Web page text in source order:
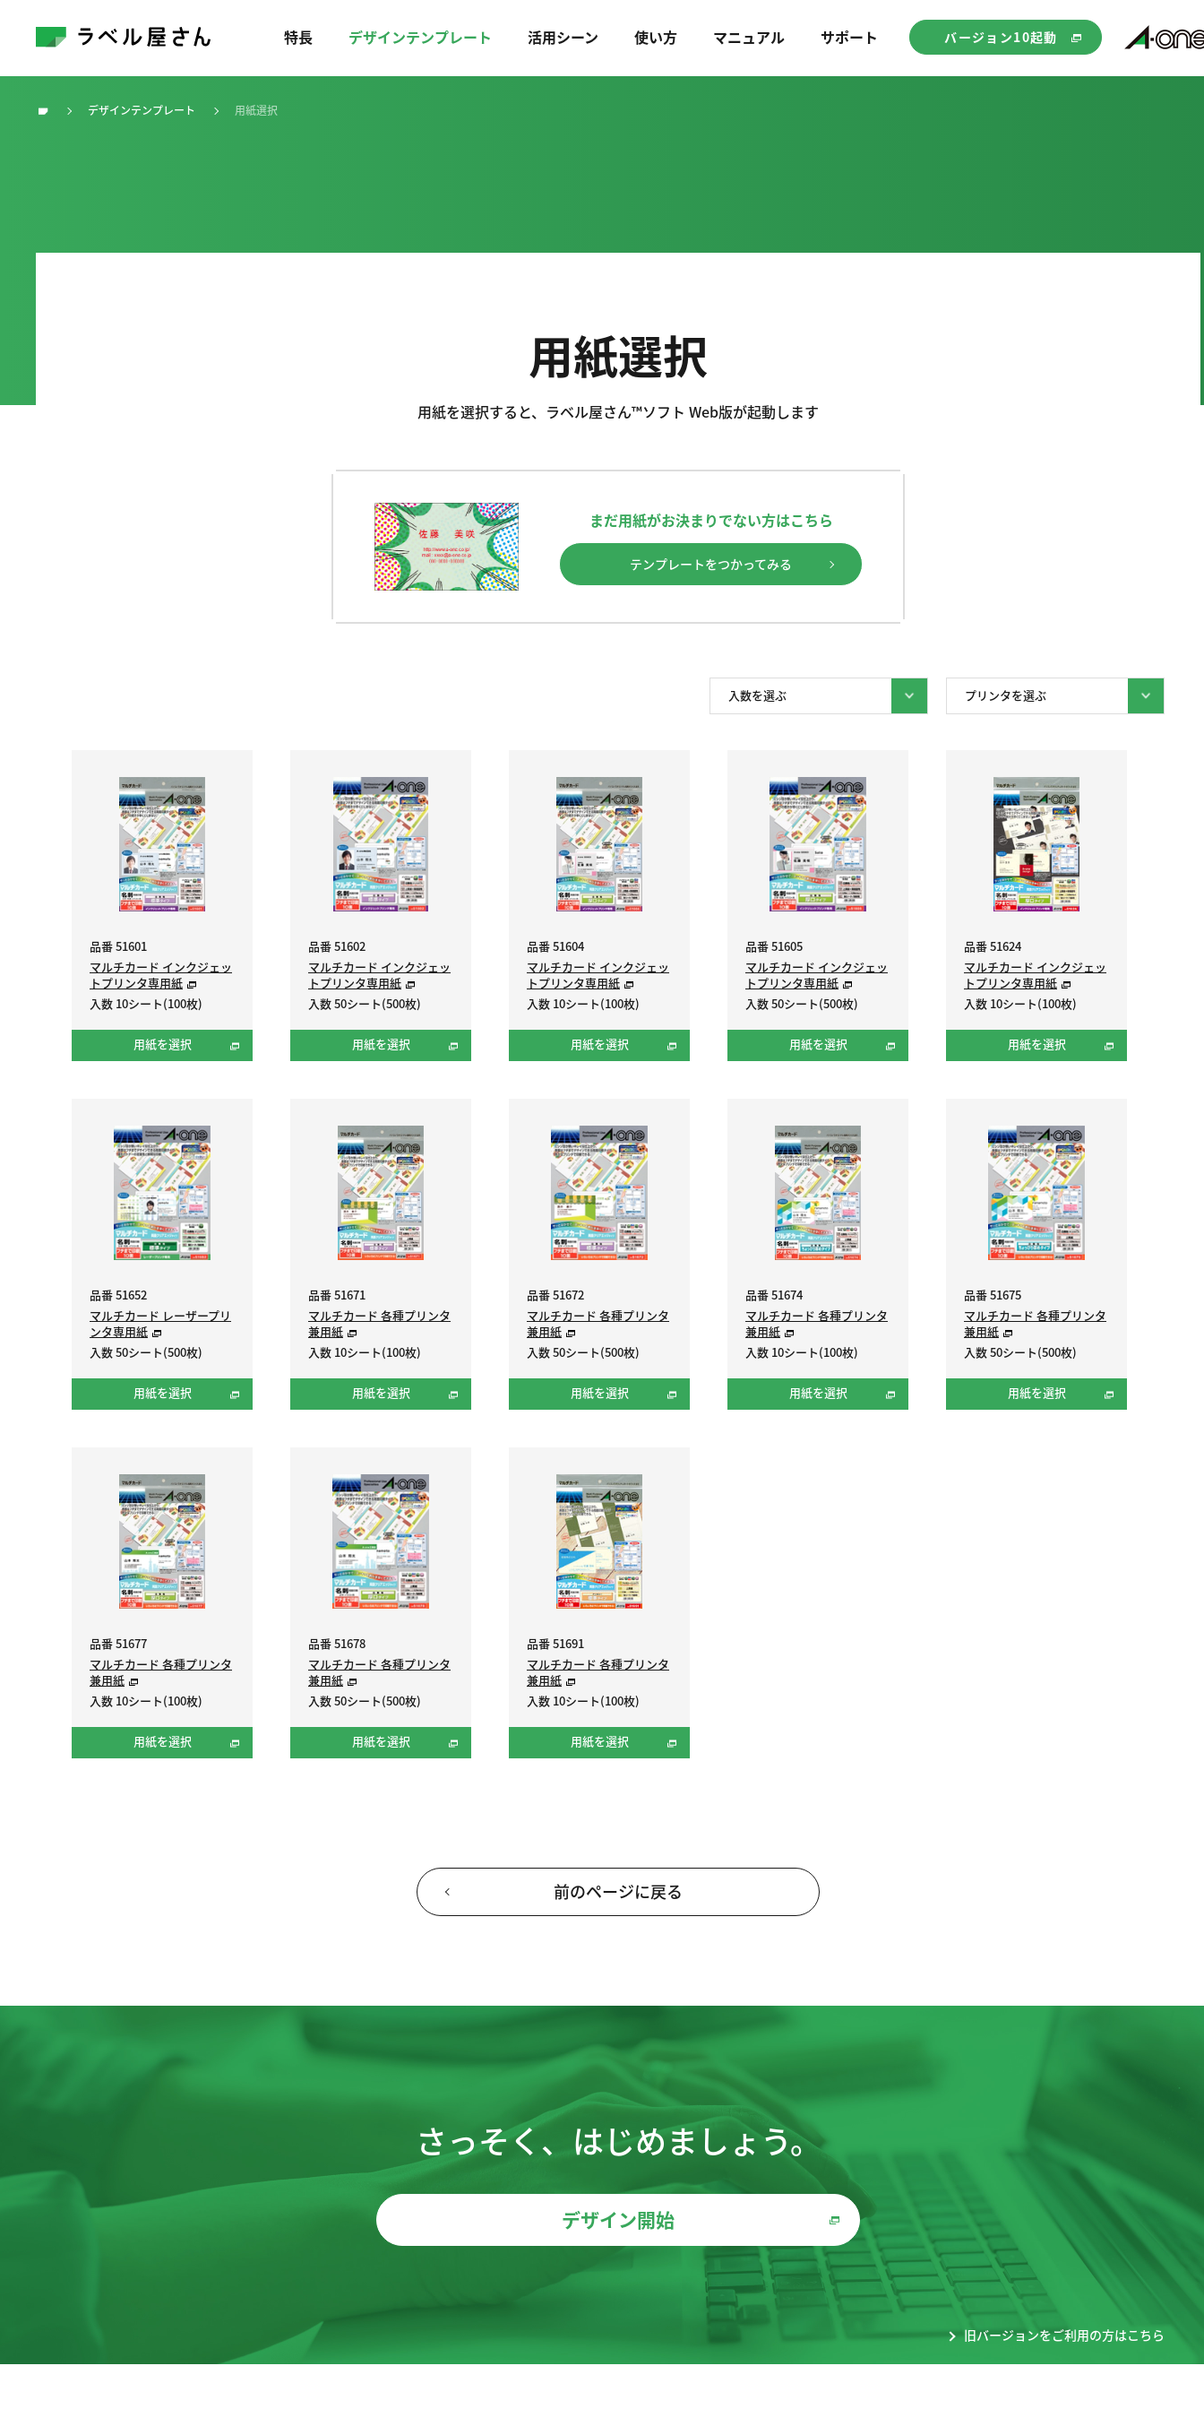
特長 デザインテンプレート 活用シーン 使い方 マニュアル サポート バージョン10起動
トップ デザインテンプレート 用紙選択
用紙選択
用紙を選択すると、ラベル屋さん™ソフト Web版が起動します
まだ用紙がお決まりでない方はこちら
テンプレートをつかってみる
品番 51601
マルチカード インクジェッ
トプリンタ専用紙
入数 10シート(100枚)
用紙を選択
品番 51602
マルチカード インクジェッ
トプリンタ専用紙
入数 50シート(500枚)
用紙を選択
品番 51604
マルチカード インクジェッ
トプリンタ専用紙
入数 10シート(100枚)
用紙を選択
品番 51605
マルチカード インクジェッ
トプリンタ専用紙
入数 50シート(500枚)
用紙を選択
品番 51624
マルチカード インクジェッ
トプリンタ専用紙
入数 10シート(100枚)
用紙を選択
品番 51652
マルチカード レーザープリ
ンタ専用紙
入数 50シート(500枚)
用紙を選択
品番 51671
マルチカード 各種プリンタ
兼用紙
入数 10シート(100枚)
用紙を選択
品番 51672
マルチカード 各種プリンタ
兼用紙
入数 50シート(500枚)
用紙を選択
品番 51674
マルチカード 各種プリンタ
兼用紙
入数 10シート(100枚)
用紙を選択
品番 51675
マルチカード 各種プリンタ
兼用紙
入数 50シート(500枚)
用紙を選択
品番 51677
マルチカード 各種プリンタ
兼用紙
入数 10シート(100枚)
用紙を選択
品番 51678
マルチカード 各種プリンタ
兼用紙
入数 50シート(500枚)
用紙を選択
品番 51691
マルチカード 各種プリンタ
兼用紙
入数 10シート(100枚)
用紙を選択
前のページに戻る
さっそく、はじめましょう。
デザイン開始
旧バージョンをご利用の方はこちら